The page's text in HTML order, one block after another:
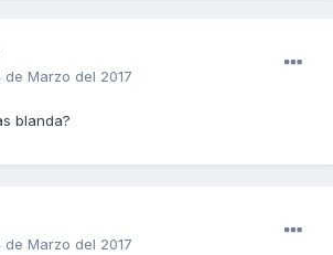
de Marzo del 2017
blanda?
de Marzo del 2017